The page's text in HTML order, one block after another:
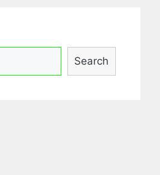
Search